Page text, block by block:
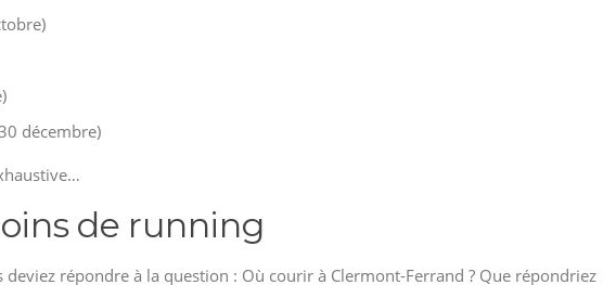
décembre)
de running
deviez répondre à la question : Où courir à Clermont-Ferrand ? Que répondriez